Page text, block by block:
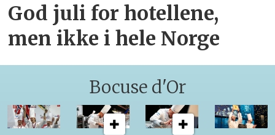
God juli for hotellene,
men ikke i hele Norge
Bocuse d'Or